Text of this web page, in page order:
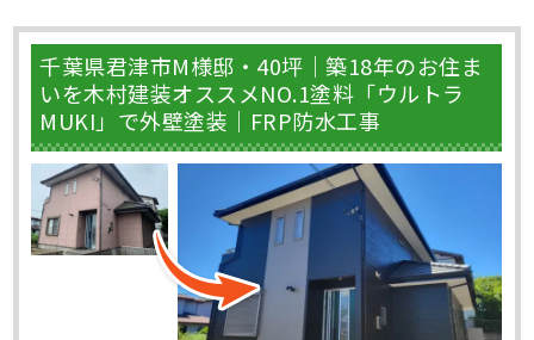
千葉県君津市M様邸・40坪｜築18年のお住ま
いを木村建装オススメNO.1塗料「ウルトラ
MUKI」で外壁塗装｜FRP防水工事